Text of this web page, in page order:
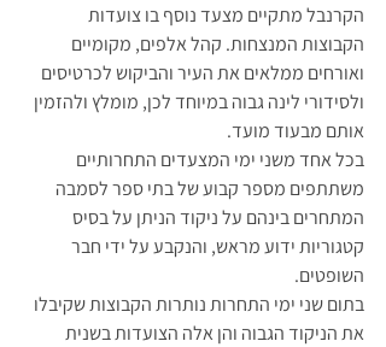
הקרנבל מתקיים מצעד נוסף בו צועדות
הקבוצות המנצחות. קהל אלפים, מקומיים
ואורחים ממלאים את העיר והביקוש לכרטיסים
ולסידורי לינה גבוה במיוחד לכן, מומלץ ולהזמין
אותם מבעוד מועד.
בכל אחד משני ימי המצעדים התחרותיים
משתתפים מספר קבוע של בתי ספר לסמבה
המתחרים בינהם על ניקוד הניתן על בסיס
קטגוריות ידוע מראש, והנקבע על ידי חבר
השופטים.
בתום שני ימי התחרות נותרות הקבוצות שקיבלו
את הניקוד הגבוה והן אלה הצועדות בשנית